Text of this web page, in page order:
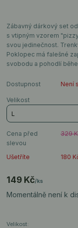
Zábavný dárkový set
s vtipným vzorem
svou jedinečnost.
Poklopec má falešné
svobodu a pohodlí
Dostupnost Není
Velikost
Cena před
slevou
329
Ušetříte 180
149 Kč/ks
Momentálně není k
Velikost: